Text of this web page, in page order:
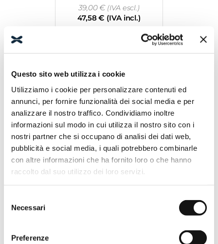
Questo sito web utilizza i cookie
Utilizziamo i cookie per personalizzare contenuti ed
annunci, per fornire funzionalità dei social media e per
analizzare il nostro traffico. Condividiamo inoltre
informazioni sul modo in cui utilizza il nostro sito con i
nostri partner che si occupano di analisi dei dati web,
pubblicità e social media, i quali potrebbero combinarle
con altre informazioni che ha fornito loro o che hanno
raccolto dal suo utilizzo dei loro servizi.
delNecessari
Preferenze
39,00€(IVA escl.)
47,58€ (IVA incl.)
COPPIA MANIGLIA “P 60”
INT.32 BZO
37,00€ (IVA escl.)
45,14€(IVA incl.)